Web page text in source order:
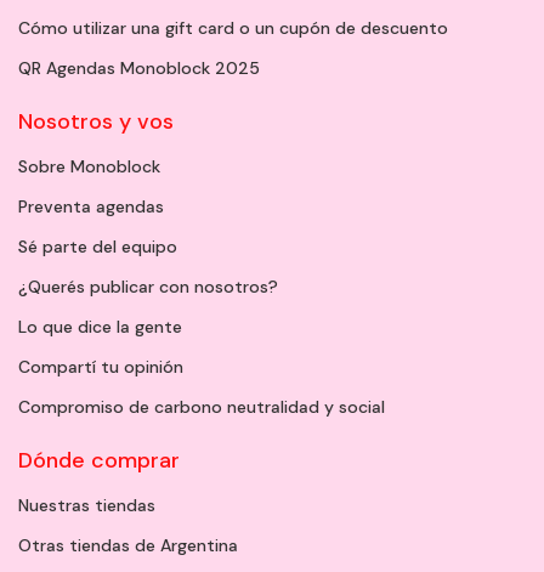
Cómo utilizar una gift card o un cupón de descuento
QR Agendas Monoblock 2025
Nosotros y vos
Sobre Monoblock
Preventa agendas
Sé parte del equipo
¿Querés publicar con nosotros?
Lo que dice la gente
Compartí tu opinión
Compromiso de carbono neutralidad y social
Dónde comprar
Nuestras tiendas
Otras tiendas de Argentina